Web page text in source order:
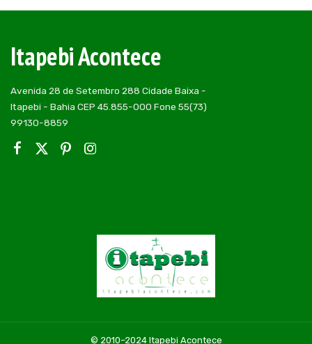
Itapebi Acontece
Avenida 28 de Setembro 288 Cidade Baixa -
Itapebi - Bahia CEP 45.855-000 Fone 55(73)
99130-8859
© 2010–2024 Itapebi Acontece